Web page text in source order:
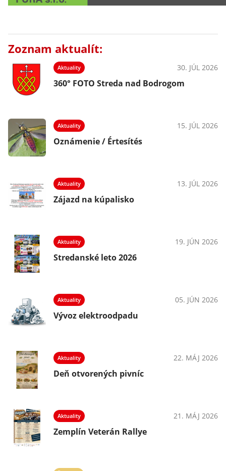
Zoznam aktualít:
Aktuality 30. JÚL 2026
360° FOTO Streda nad Bodrogom
Aktuality 15. JÚL 2026
Oznámenie / Értesítés
Aktuality 13. JÚL 2026
Zájazd na kúpalisko
Aktuality 19. JÚN 2026
Stredanské leto 2026
Aktuality 05. JÚN 2026
Vývoz elektroodpadu
Aktuality 22. MÁJ 2026
Deň otvorených pivníc
Aktuality 21. MÁJ 2026
Zemplín Veterán Rallye